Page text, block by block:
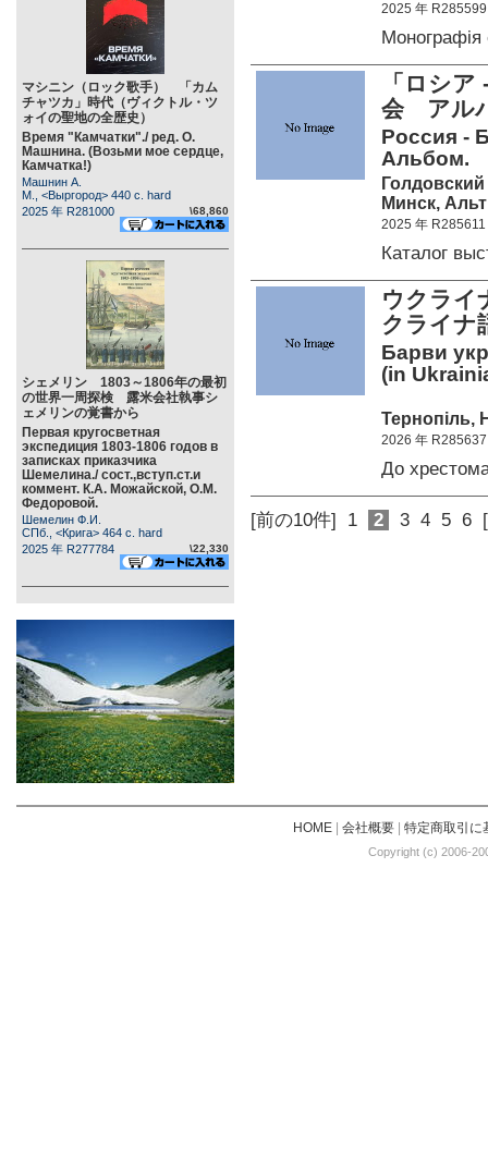
マシニン（ロック歌手） 「カム
チャツカ」時代（ヴィクトル・ツ
ォイの聖地の全歴史）
Время "Камчатки"./ ред. О.
Машнина. (Возьми мое сердце,
Камчатка!)
Машнин А.
М., <Выргород> 440 c. hard
2025 年 R281000
\68,860
シェメリン 1803～1806年の最初
の世界一周探検 露米会社執事シ
ェメリンの覚書から
Первая кругосветная
экспедиция 1803-1806 годов в
записках приказчика
Шемелина./ сост.,вступ.ст.и
коммент. К.А. Можайской, О.М.
Федоровой.
Шемелин Ф.И.
СПб., <Крига> 464 c. hard
2025 年 R277784
\22,330
2025 年 R285599
Монографія
「ロシ
会 ア
Россия -
Альбом.
Голдовский
Минск,
2025 年 R285611
Каталог
ウクラ
クライナ
Барви
(in
Тернопіль,
2026 年 R285637
До
[前の10件] 1 2 3 4 5 6
HOME| 会社概要| 特定商取引に
Copyright (c) 2006-